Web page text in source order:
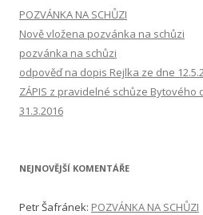
d
á
n
í
POZVÁNKA NA SCHŮZI
Nově vložena pozvánka na schůzi
pozvánka na schůzi
odpověď na dopis Rejlka ze dne
ZÁPIS z pravidelné schůze Bytového
31.3.2016
NEJNOVĚJŠÍ KOMENTÁŘE
Petr Šafránek: POZVÁNKA NA SCHŮZI